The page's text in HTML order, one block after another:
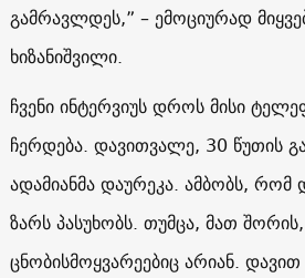
გამრავლდეს,” – ემოციურად
ხიზანიშვილი.
ჩვენი ინტერვიუს დროს მისი
ჩერდება. დავითვალე, 30 წუთის
ადამიანმა დაურეკა. ამბობს, რომ
ზარს პასუხობს. თუმცა, მათ
ცნობისმოყვარეებიც არიან.